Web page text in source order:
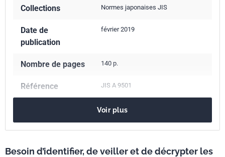
Collections Normes japonaises JIS
Date de
publication
février 2019
Nombre de pages 140 p.
Référence JIS A 9501
27.220Récupération de la chaleur. Isolation thermique
Voir plus
Besoin d’identifier, de veiller et de décrypter les